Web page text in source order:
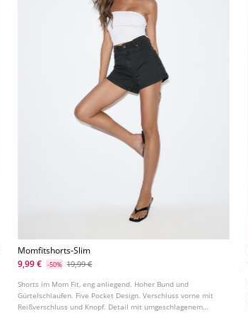
Momfitshorts-Slim
9,99 €
-50% 19,99 €
Shorts im Mom Fit, eng anliegend. Hoher Bund und
Gürtelschlaufen. Five Pocket Design. Verschluss vorne mit
Reißverschluss und Knopf. Detail mit umgeschlagenem